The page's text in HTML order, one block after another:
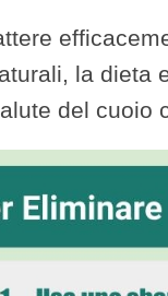
la dieta
del cuoio